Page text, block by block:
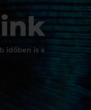
időben is a